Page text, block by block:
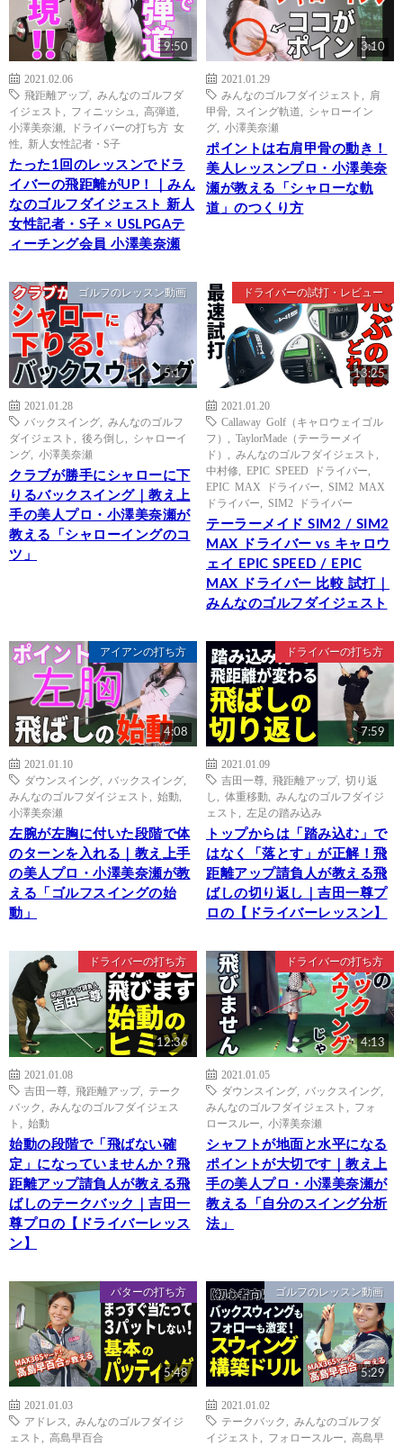
9:50
2021.02.06
飛距離アップ, みんなのゴルフダ
イジェスト
フィニッシュ 高弾道
小澤美奈瀬
ドライバーの打ち方 女
性
新人女性記者・S子
たった1回のレッスンでドラ
イバーの飛距離がUP！｜みん
なのゴルフダイジェスト 新人
女性記者・S子 × USLPGAテ
ィーチング会員 小澤美奈瀬
3:10
2021.01.29
みんなのゴルフダイジェスト
肩
甲骨
スイング軌道
シャローイン
グ
小澤美奈瀬
ポイントは右肩甲骨の動き！
美人レッスンプロ・小澤美奈
瀬が教える「シャローな軌
道」のつくり方
ゴルフのレッスン動画
5:17
2021.01.28
バックスイング
みんなのゴルフ
ダイジェスト
後ろ倒し
シャローイ
ング
小澤美奈瀬
クラブが勝手にシャローに下
りるバックスイング｜教え上
手の美人プロ・小澤美奈瀬が
教える「シャローイングのコ
ツ」
ドライバーの試打・レビュー
13:25
2021.01.20
Callaway Golf（キャロウェイゴル
フ）
TaylorMade（テーラーメイ
ド）
みんなのゴルフダイジェスト
中村修
EPIC SPEED ドライバー
EPIC MAX ドライバー
SIM2 MAX
ドライバー
SIM2 ドライバー
テーラーメイド SIM2 / SIM2
MAX ドライバー vs キャロウ
ェイ EPIC SPEED / EPIC
MAX ドライバー 比較 試打｜
みんなのゴルフダイジェスト
アイアンの打ち方
4:08
2021.01.10
ダウンスイング
バックスイング
みんなのゴルフダイジェスト
始動
小澤美奈瀬
左腕が左胸に付いた段階で体
のターンを入れる｜教え上手
の美人プロ・小澤美奈瀬が教
える「ゴルフスイングの始
動」
ドライバーの打ち方
7:59
2021.01.09
吉田一尊
飛距離アップ, 切り返
し
体重移動
みんなのゴルフダイジ
ェスト
左足の踏み込み
トップからは「踏み込む」で
はなく「落とす」が正解！飛
距離アップ請負人が教える飛
ばしの切り返し｜吉田一尊プ
ロの【ドライバーレッスン】
ドライバーの打ち方
12:36
2021.01.08
吉田一尊
飛距離アップ, テーク
バック
みんなのゴルフダイジェス
ト
始動
始動の段階で「飛ばない確
定」になっていませんか？飛
距離アップ請負人が教える飛
ばしのテークバック｜吉田一
尊プロの【ドライバーレッス
ン】
ドライバーの打ち方
4:13
2021.01.05
ダウンスイング
バックスイング
みんなのゴルフダイジェスト
フォ
ロースルー
小澤美奈瀬
シャフトが地面と水平になる
ポイントが大切です｜教え上
手の美人プロ・小澤美奈瀬が
教える「自分のスイング分析
法」
パターの打ち方
5:48
2021.01.03
アドレス
みんなのゴルフダイジ
ェスト
高島早百合
ゴルフのレッスン動画
5:29
2021.01.02
テークバック
みんなのゴルフダ
イジェスト
フォロースルー
高島早